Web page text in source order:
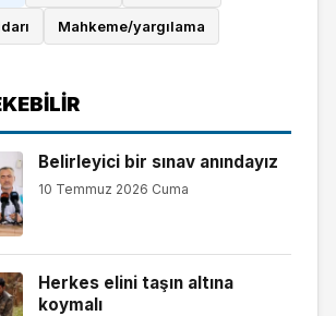
Mahkeme/yargılama
Belirleyici bir sınav anındayız
10 Temmuz 2026 Cuma
Herkes elini taşın altına
koymalı